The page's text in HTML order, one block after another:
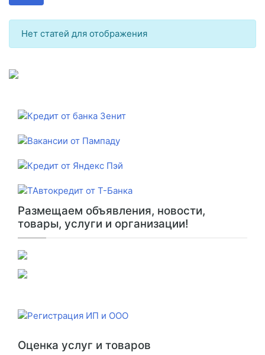
Нет статей для отображения
Размещаем объявления, новости,
товары, услуги и организации!
Оценка услуг и товаров